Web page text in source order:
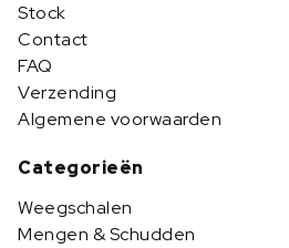
Stock
Contact
FAQ
Verzending
Algemene voorwaarden
Categorieën
Weegschalen
Mengen & Schudden